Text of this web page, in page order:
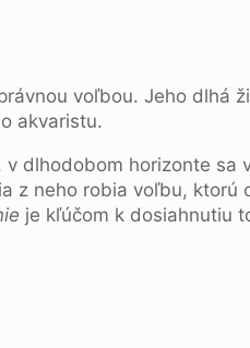
voľbou. Jeho dlhá
akvaristu.
dlhodobom horizonte sa
z neho robia voľbu, ktorú
je kľúčom k dosiahnutiu